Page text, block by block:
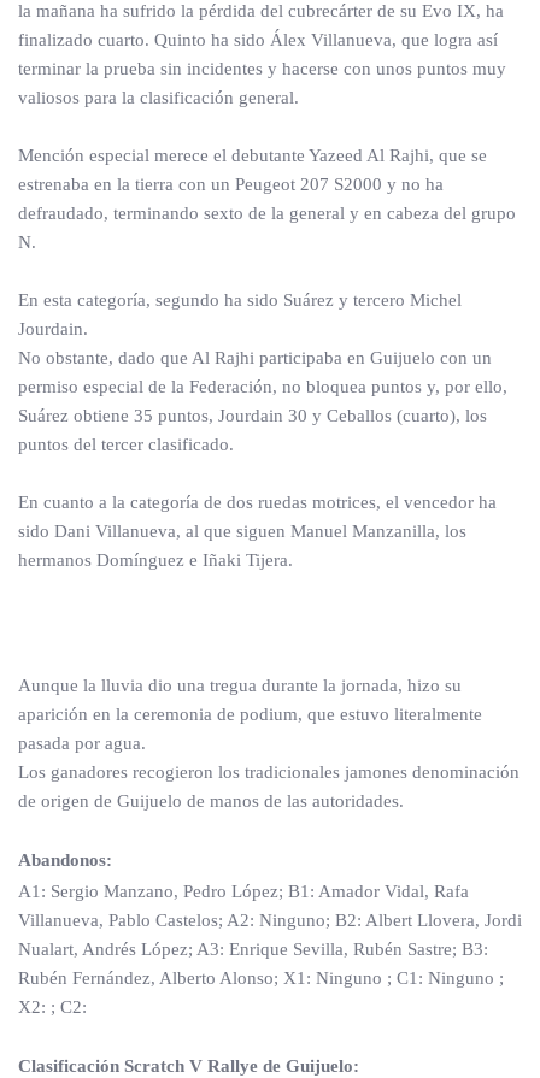
la mañana ha sufrido la pérdida del cubrecárter de su Evo IX, ha
finalizado cuarto. Quinto ha sido Álex Villanueva, que logra así
terminar la prueba sin incidentes y hacerse con unos puntos muy
valiosos para la clasificación general.
Mención especial merece el debutante Yazeed Al Rajhi, que se
estrenaba en la tierra con un Peugeot 207 S2000 y no ha
defraudado, terminando sexto de la general y en cabeza del grupo
N.
En esta categoría, segundo ha sido Suárez y tercero Michel
Jourdain.
No obstante, dado que Al Rajhi participaba en Guijuelo con un
permiso especial de la Federación, no bloquea puntos y, por ello,
Suárez obtiene 35 puntos, Jourdain 30 y Ceballos (cuarto), los
puntos del tercer clasificado.
En cuanto a la categoría de dos ruedas motrices, el vencedor ha
sido Dani Villanueva, al que siguen Manuel Manzanilla, los
hermanos Domínguez e Iñaki Tijera.
Aunque la lluvia dio una tregua durante la jornada, hizo su
aparición en la ceremonia de podium, que estuvo literalmente
pasada por agua.
Los ganadores recogieron los tradicionales jamones denominación
de origen de Guijuelo de manos de las autoridades.
Abandonos:
A1: Sergio Manzano, Pedro López; B1: Amador Vidal, Rafa
Villanueva, Pablo Castelos; A2: Ninguno; B2: Albert Llovera, Jordi
Nualart, Andrés López; A3: Enrique Sevilla, Rubén Sastre; B3:
Rubén Fernández, Alberto Alonso; X1: Ninguno ; C1: Ninguno ;
X2: ; C2:
Clasificación Scratch V Rallye de Guijuelo: